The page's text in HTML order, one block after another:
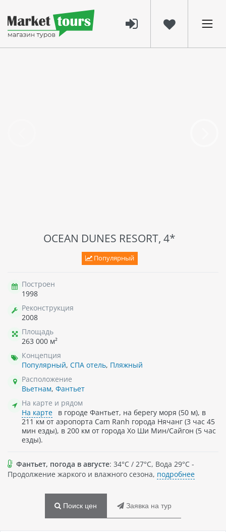
OCEAN DUNES RESORT, 4*
Популярный
Построен
1998
Реконструкция
2008
Площадь
263 000 м²
Концепция
Популярный, СПА отель, Пляжный
Расположение
Вьетнам, Фантьет
На карте и рядом
На карте
в городе Фантьет, на берегу моря (50 м), в
211 км от аэропорта Cam Ranh города Нячанг (3 час 45
мин езды), в 200 км от города Хо Ши Мин/Сайгон (5 час
езды).
Фантьет, погода в августе: 34°C / 27°C, Вода 29°C -
Продолжение жаркого и влажного сезона, подробнее
Поиск цен Заявка на тур